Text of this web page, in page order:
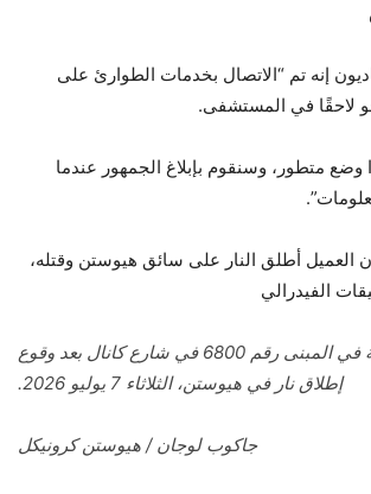
إنه تم “الاتصال بخدمات الطوارئ على
لاحقًا في المستشفى.
متطور، وسنقوم بإبلاغ الجمهور عندما
ينشط وجود الشرطة في المبنى رقم 6800 في شارع كانال بعد وقوع
إطلاق نار في هيوستن، الثلاثاء 7 يوليو 2026.
جاكوب لوجان / هيوستن كرونيكل